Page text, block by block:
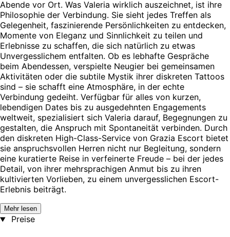
Abende vor Ort. Was Valeria wirklich auszeichnet, ist ihre
Philosophie der Verbindung. Sie sieht jedes Treffen als
Gelegenheit, faszinierende Persönlichkeiten zu entdecken,
Momente von Eleganz und Sinnlichkeit zu teilen und
Erlebnisse zu schaffen, die sich natürlich zu etwas
Unvergesslichem entfalten. Ob es lebhafte Gespräche
beim Abendessen, verspielte Neugier bei gemeinsamen
Aktivitäten oder die subtile Mystik ihrer diskreten Tattoos
sind – sie schafft eine Atmosphäre, in der echte
Verbindung gedeiht. Verfügbar für alles von kurzen,
lebendigen Dates bis zu ausgedehnten Engagements
weltweit, spezialisiert sich Valeria darauf, Begegnungen zu
gestalten, die Anspruch mit Spontaneität verbinden. Durch
den diskreten High-Class-Service von Grazia Escort bietet
sie anspruchsvollen Herren nicht nur Begleitung, sondern
eine kuratierte Reise in verfeinerte Freude – bei der jedes
Detail, von ihrer mehrsprachigen Anmut bis zu ihren
kultivierten Vorlieben, zu einem unvergesslichen Escort-
Erlebnis beiträgt.
Mehr lesen
Preise